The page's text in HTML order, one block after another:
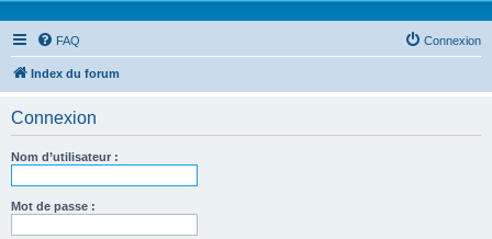
FAQ Connexion
Index du forum
Connexion
Nom d’utilisateur :
Mot de passe :